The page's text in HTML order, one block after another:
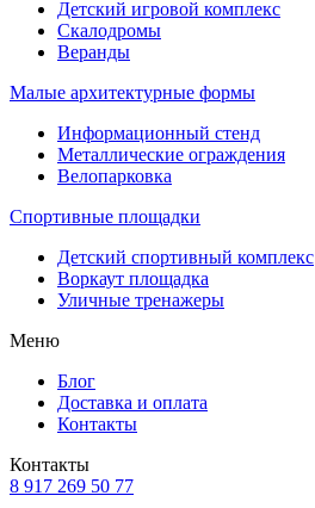
Детский игровой комплекс
Скалодромы
Веранды
Малые архитектурные формы
Информационный стенд
Металлические ограждения
Велопарковка
Спортивные площадки
Детский спортивный комплекс
Воркаут площадка
Уличные тренажеры
Меню
Блог
Доставка и оплата
Контакты
Контакты
8 917 269 50 77